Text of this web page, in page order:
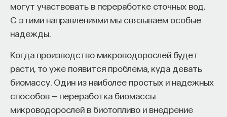
могут участвовать в переработке сточных вод.
С этими направлениями мы связываем особые
надежды.
Когда производство микроводорослей будет
расти, то уже появится проблема, куда девать
биомассу. Один из наиболее простых и надежных
способов — переработка биомассы
микроводорослей в биотопливо и внедрение
момент происходит потом, когда человек
остается один на один с этим материалом
и пытается что-то с ним сделать. И получается,
не в аудитории, а за ее пределами».
ИИ полезен не как костыль, а как
сложный собеседник